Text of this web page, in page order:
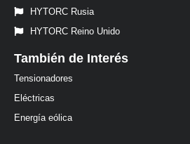
HYTORC Rusia
HYTORC Reino Unido
También de Interés
Tensionadores
Eléctricas
Energía eólica